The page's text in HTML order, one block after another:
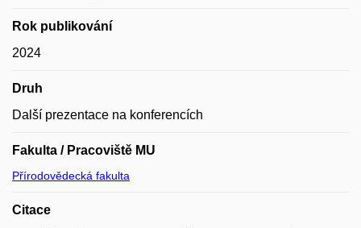
Rok publikování
2024
Druh
Další prezentace na konferencích
Fakulta / Pracoviště MU
Přírodovědecká fakulta
Citace